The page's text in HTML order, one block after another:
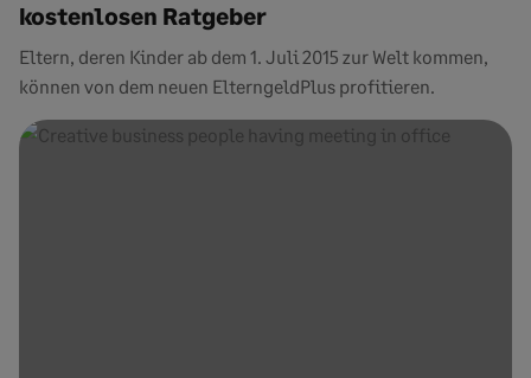
kostenlosen Ratgeber
Eltern, deren Kinder ab dem 1. Juli 2015 zur Welt kommen,
können von dem neuen ElterngeldPlus profitieren.